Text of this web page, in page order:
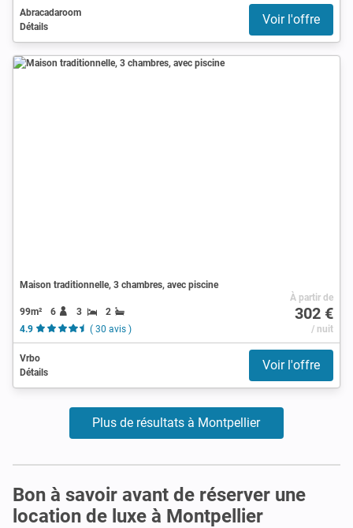
Abracadaroom
Détails
Voir l'offre
Maison traditionnelle, 3 chambres, avec piscine
99m² 6 3
2
4.9
( 30 avis )
À partir de
302 €
/ nuit
Vrbo
Détails
Voir l'offre
Plus de résultats à Montpellier
Bon à savoir avant de réserver une
location de luxe à Montpellier